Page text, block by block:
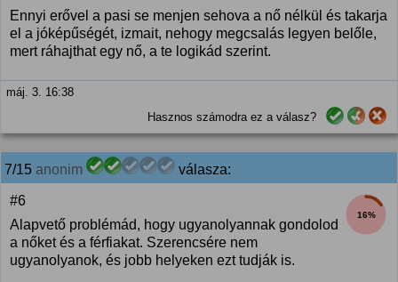
Ennyi erővel a pasi se menjen sehova a nő nélkül és takarja
el a jóképűségét, izmait, nehogy megcsalás legyen belőle,
mert ráhajthat egy nő, a te logikád szerint.
máj. 3. 16:38
Hasznos számodra ez a válasz?
7/15 anonim válasza:
16%
#6
Alapvető problémád, hogy ugyanolyannak gondolod
a nőket és a férfiakat. Szerencsére nem
ugyanolyanok, és jobb helyeken ezt tudják is.